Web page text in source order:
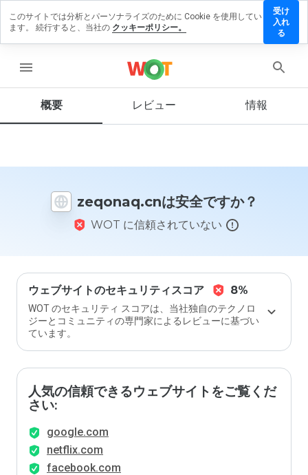
menu
概要 レビュー 情報
zeqonaq.cnは安全ですか？
WOT に信頼されていない
ウェブサイトのセキュリティスコア 8%
WOT のセキュリティ スコアは、当社独自のテクノロ
ジーとコミュニティの専門家によるレビューに基づい
ています。
人気の信頼できるウェブサイトをご覧くだ
さい:
google.com
netflix.com
facebook.com
ビュー
す
この
イト
価し
ます
か？
このサイトでは分析とパーソナライズのために Cookie を使用してい
ます。 続行すると、当社の クッキーポリシー。
受け
入れ
る